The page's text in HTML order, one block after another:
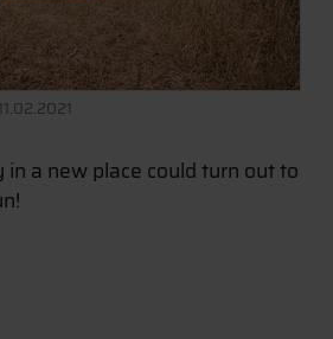
11.02.2021
a new place could turn out to